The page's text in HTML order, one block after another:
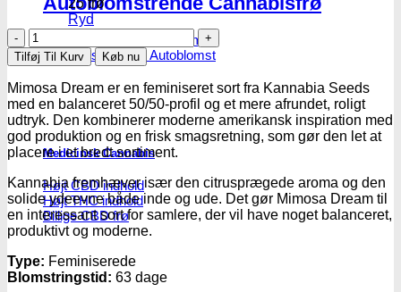
Cannabis Indica - Autoblomst
Cannabis Sativa - Autoblomst
Medicinsk Cannabis
Højt CBD indhold
Højt THC indhold
Billige CBD frø
25 frø
Ryd
Mimosa
Dream
|
Feminiserede
skunkfrø
-
Kannabia
Seeds
antal
Tilføj Til Kurv Køb nu
Mimosa Dream er en feminiseret sort fra Kannabia Seeds
med en balanceret 50/50-profil og et mere afrundet, roligt
udtryk. Den kombinerer moderne amerikansk inspiration med
god produktion og en frisk smagsretning, som gør den let at
placere i et bredt sortiment.
Kannabia fremhæver især den citrusprægede aroma og den
solide ydeevne både inde og ude. Det gør Mimosa Dream til
en interessant sort for samlere, der vil have noget balanceret,
produktivt og moderne.
Type: Feminiserede
Blomstringstid: 63 dage